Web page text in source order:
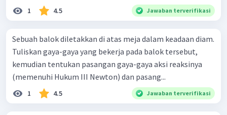
1 4.5 Jawaban terverifikasi
Sebuah balok diletakkan di atas meja dalam keadaan diam.
Tuliskan gaya-gaya yang bekerja pada balok tersebut,
kemudian tentukan pasangan gaya-gaya aksi reaksinya
(memenuhi Hukum III Newton) dan pasang...
1 4.5 Jawaban terverifikasi